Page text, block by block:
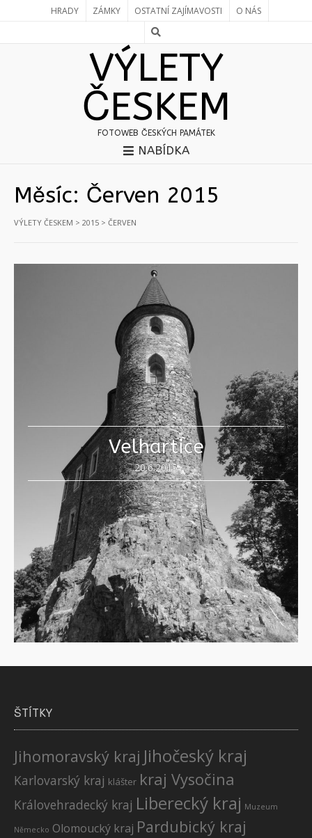
HRADY ZÁMKY OSTATNÍ ZAJÍMAVOSTI O NÁS
VÝLETY
ČESKEM
FOTOWEB ČESKÝCH PAMÁTEK
NABÍDKA
Měsíc: Červen 2015
VÝLETY ČESKEM > 2015 > ČERVEN
Velhartice
20.6.2015
ŠTÍTKY
Jihomoravský kraj Jihočeský kraj
Karlovarský kraj klášter kraj Vysočina
Královehradecký kraj Liberecký kraj Muzeum
Německo Olomoucký kraj Pardubický kraj